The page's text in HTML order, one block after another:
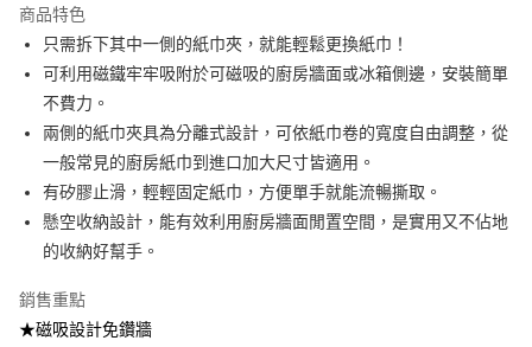
1.分期款項不併入電信帳單，「大哥付你分期」於每月結算日後寄送繳費提
2.透過簡訊連結打開帳單後，可選擇「超商條碼／台灣大直營門市／銀行轉
帳／街口支付／iPASS MONEY」等通路繳費。
【注意事項】
1.本服務係由「台灣大哥大股份有限公司」（以下簡稱本公司）所提供，讓
用戶於交易時，得透過本服務購買商品或服務，並由商店將買賣／分期付款
買賣價金債權讓與本公司後，依約使用本公司帳單繳交帳款。
2.基於同意付款使用「大哥付你分期」之契約關係目的，商店將以您的個人
資料（包含姓名、電話或地址）提供予台灣大哥大進項蒐集、處理及利用，
由本公司與您本人進行分期帳單所需資料之確認、核對及更正。
每筆NT$100，滿NT$499(含以上)免運費
7-11取貨付款
每筆NT$100，滿NT$499(含以上)免運費
付款後7-11取貨
每筆NT$100，滿NT$499(含以上)免運費
宅配【父親節大回饋】限時$299免運
每筆NT$150，滿NT$299(含以上)免運費
商品特色
只需拆下其中一側的紙巾夾，就能輕鬆更換紙巾！
可利用磁鐵牢牢吸附於可磁吸的廚房牆面或冰箱側邊，安裝簡單
不費力。
兩側的紙巾夾具為分離式設計，可依紙巾卷的寬度自由調整，從
一般常見的廚房紙巾到進口加大尺寸皆適用。
有矽膠止滑，輕輕固定紙巾，方便單手就能流暢撕取。
懸空收納設計，能有效利用廚房牆面閒置空間，是實用又不佔地
的收納好幫手。
銷售重點
★磁吸設計免鑽牆